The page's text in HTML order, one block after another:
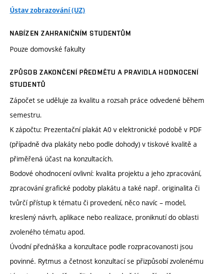
Ústav zobrazování (UZ)
NABÍZEN ZAHRANIČNÍM STUDENTŮM
Pouze domovské fakulty
ZPŮSOB ZAKONČENÍ PŘEDMĚTU A PRAVIDLA HODNOCENÍ
STUDENTŮ
Zápočet se uděluje za kvalitu a rozsah práce odvedené během
semestru.
K zápočtu: Prezentační plakát A0 v elektronické podobě v PDF
(případně dva plakáty nebo podle dohody) v tiskové kvalitě a
přiměřená účast na konzultacích.
Bodové ohodnocení ovlivní: kvalita projektu a jeho zpracování,
zpracování grafické podoby plakátu a také např. originalita či
tvůrčí přístup k tématu či provedení, něco navíc – model,
kreslený návrh, aplikace nebo realizace, proniknutí do oblasti
zvoleného tématu apod.
Úvodní přednáška a konzultace podle rozpracovanosti jsou
povinné. Rytmus a četnost konzultací se přizpůsobí zvolenému